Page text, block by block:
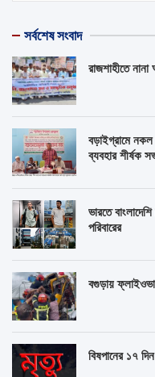
সর্বশেষ সংবাদ
রাজশাহীতে
বড়াইগ্রামে
ব্যবহার শীর্ষক
ভারতে
পরিবারের
বগুড়ায়
বিষপানের ১৭